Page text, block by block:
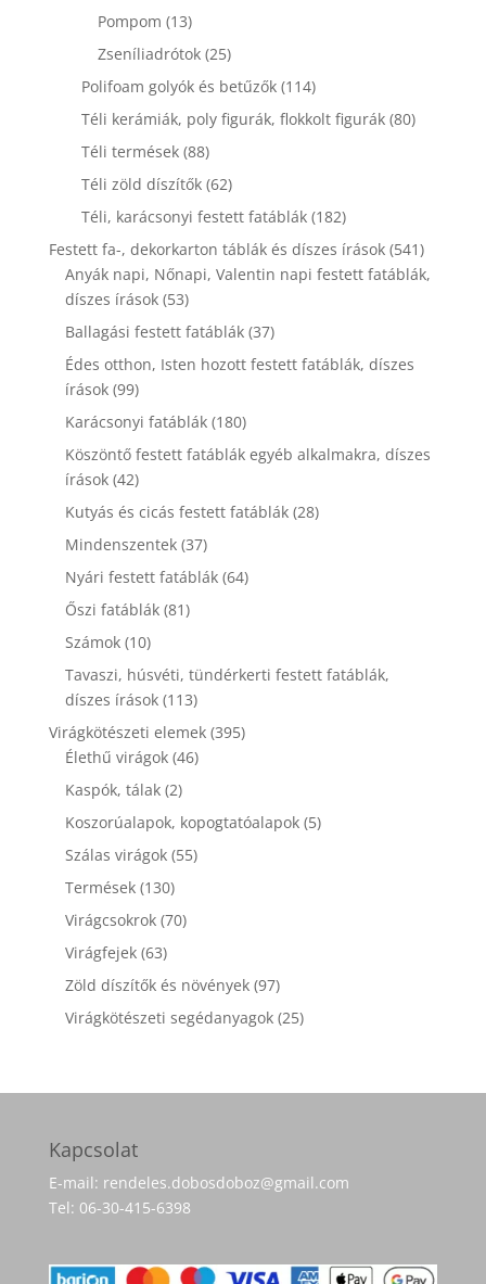
termék
Pompom 1313
termék
Zseníliadrótok 2525
termék
Polifoam golyók és betűzők 114114
termék
Téli kerámiák, poly figurák, flokkolt figurák 8080
Téli termések 8888
termék
Téli zöld díszítők 6262
termék
Téli, karácsonyi festett fatáblák 182182
termék
Festett fa-, dekorkarton táblák és díszes írások 541541
termék
Anyák napi, Nőnapi, Valentin napi festett fatáblák,
díszes írások 5353
termék
Ballagási festett fatáblák 3737
termék
Édes otthon, Isten hozott festett fatáblák, díszes
írások 9999
termék
Karácsonyi fatáblák 180180
termék
Köszöntő festett fatáblák egyéb alkalmakra, díszes
írások 4242
termék
Kutyás és cicás festett fatáblák 2828
Mindenszentek 3737
termék
Nyári festett fatáblák 6464
Őszi fatáblák 8181
Számok 1010
termék
Tavaszi, húsvéti, tündérkerti festett fatáblák,
díszes írások 113113
termék
Virágkötészeti elemek 395395
Élethű virágok 4646
Kaspók, tálak 22
termék
Koszorúalapok, kopogtatóalapok 55
Szálas virágok 5555
Termések 130130
termék
Virágcsokrok 7070
Virágfejek 6363
termék
Zöld díszítők és növények 9797
termék
Virágkötészeti segédanyagok 2525
Kapcsolat
E-mail: rendeles.dobosdoboz@gmail.com
Tel: 06-30-415-6398